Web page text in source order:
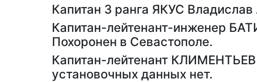
Капитан 3 ранга ЯКУС
Капитан-лейтенант-инженер
Похоронен в Севастополе.
Капитан-лейтенант
установочных данных нет.